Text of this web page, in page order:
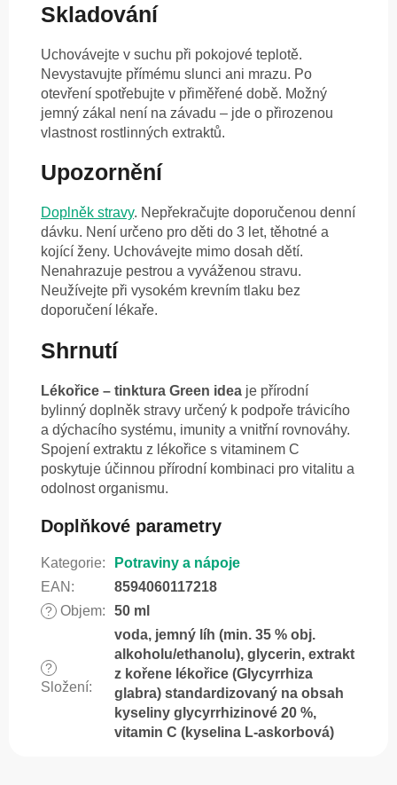
Skladování
Uchovávejte v suchu při pokojové teplotě.
Nevystavujte přímému slunci ani mrazu. Po
otevření spotřebujte v přiměřené době. Možný
jemný zákal není na závadu – jde o přirozenou
vlastnost rostlinných extraktů.
Upozornění
Doplněk stravy. Nepřekračujte doporučenou denní
dávku. Není určeno pro děti do 3 let, těhotné a
kojící ženy. Uchovávejte mimo dosah dětí.
Nenahrazuje pestrou a vyváženou stravu.
Neužívejte při vysokém krevním tlaku bez
doporučení lékaře.
Shrnutí
Lékořice – tinktura Green idea je přírodní
bylinný doplněk stravy určený k podpoře trávicího
a dýchacího systému, imunity a vnitřní rovnováhy.
Spojení extraktu z lékořice s vitaminem C
poskytuje účinnou přírodní kombinaci pro vitalitu a
odolnost organismu.
Doplňkové parametry
Kategorie:
Potraviny a nápoje
EAN : 8594060117218
? Objem: 50 ml
?
Složení:
voda, jemný líh (min. 35 % obj.
alkoholu/ethanolu), glycerin, extrakt
z kořene lékořice (Glycyrrhiza
glabra) standardizovaný na obsah
kyseliny glycyrrhizinové 20 %,
vitamin C (kyselina L-askorbová)